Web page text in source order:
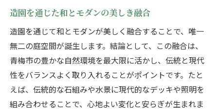
造園を通じた和とモダンの美しき融合
造園を通じて和とモダンが美しく融合することで、唯一
無二の庭空間が誕生します。結論として、この融合は、
青梅市の豊かな自然環境を最大限に活かし、伝統と現代
性をバランスよく取り入れることがポイントです。たと
えば、伝統的な石組みや水景に現代的なデッキや照明を
組み合わせることで、心地よい変化と安らぎが生まれま